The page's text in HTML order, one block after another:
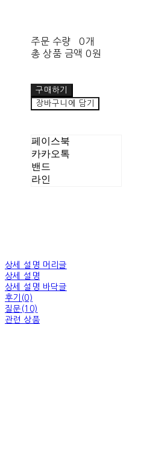
주문 수량
0개
총 상품 금액 0원
구매하기
장바구니에 담기
페이스북
카카오톡
밴드
라인
상세 설명 머리글
상세 설명
상세 설명 바닥글
후기(0)
질문(10)
관련 상품